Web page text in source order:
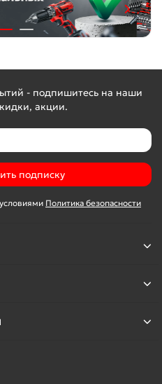
- подпишитесь на наши
акции.
подписку
Политика безопасности